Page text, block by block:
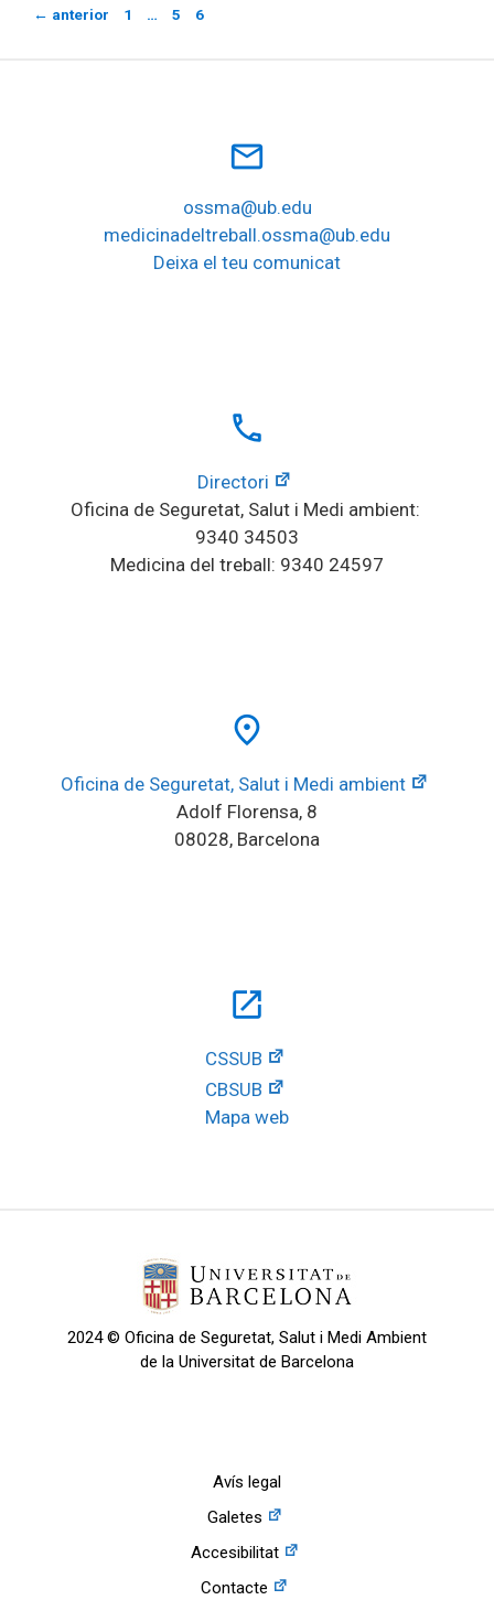
← anterior Pàgina
1 … Pàgina
5 Pàgina
6
mail_outline
ossma@ub.edu
medicinadeltreball.ossma@ub.edu
Deixa el teu comunicat
local_phone
Directori
Oficina de Seguretat, Salut i Medi ambient:
9340 34503
Medicina del treball: 9340 24597
place
Oficina de Seguretat, Salut i Medi ambient
Adolf Florensa, 8
08028, Barcelona
open_in_new
CSSUB
CBSUB
Mapa web
2024 © Oficina de Seguretat, Salut i Medi Ambient
de la Universitat de Barcelona
Avís legal
Galetes
Accesibilitat
Contacte